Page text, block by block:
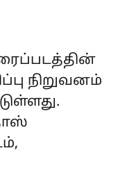
நிறுவனம்